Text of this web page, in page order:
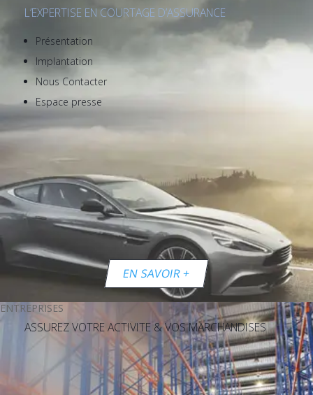
L’EXPERTISE EN COURTAGE D’ASSURANCE
Présentation
Implantation
Nous Contacter
Espace presse
EN SAVOIR +
ENTREPRISES
ASSUREZ VOTRE ACTIVITE & VOS MARCHANDISES